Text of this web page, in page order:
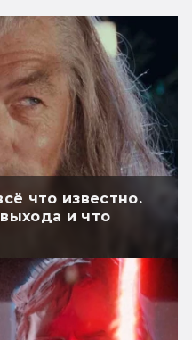
что известно.
и что